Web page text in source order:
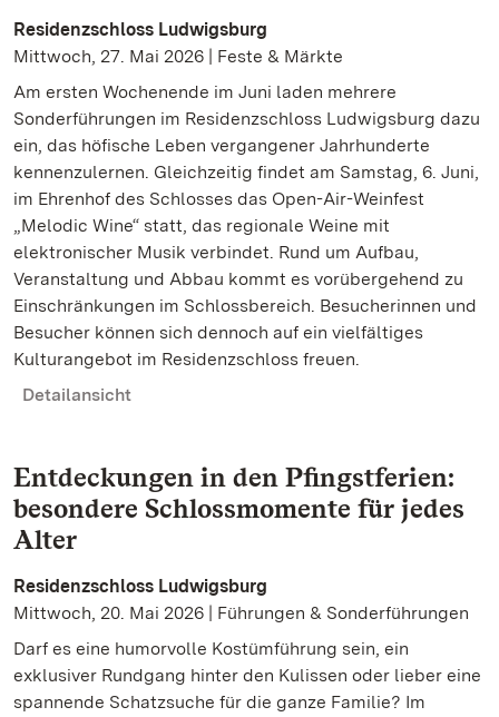
Residenzschloss Ludwigsburg
Mittwoch, 27. Mai 2026 | Feste & Märkte
Am ersten Wochenende im Juni laden mehrere
Sonderführungen im Residenzschloss Ludwigsburg dazu
ein, das höfische Leben vergangener Jahrhunderte
kennenzulernen. Gleichzeitig findet am Samstag, 6. Juni,
im Ehrenhof des Schlosses das Open-Air-Weinfest
„Melodic Wine“ statt, das regionale Weine mit
elektronischer Musik verbindet. Rund um Aufbau,
Veranstaltung und Abbau kommt es vorübergehend zu
Einschränkungen im Schlossbereich. Besucherinnen und
Besucher können sich dennoch auf ein vielfältiges
Kulturangebot im Residenzschloss freuen.
Detailansicht
Entdeckungen in den Pfingstferien:
besondere Schlossmomente für jedes
Alter
Residenzschloss Ludwigsburg
Mittwoch, 20. Mai 2026 | Führungen & Sonderführungen
Darf es eine humorvolle Kostümführung sein, ein
exklusiver Rundgang hinter den Kulissen oder lieber eine
spannende Schatzsuche für die ganze Familie? Im